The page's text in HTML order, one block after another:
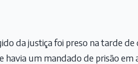
da justiça foi preso na tarde de
havia um mandado de prisão em